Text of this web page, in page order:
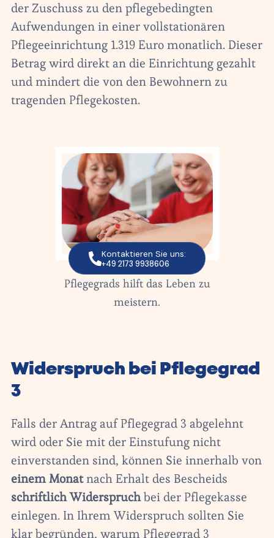
Kontaktieren Sie uns:
+49 2173 9938606
der Zuschuss zu den pflegebedingten
Aufwendungen in einer vollstationären
Pflegeeinrichtung 1.319 Euro monatlich. Dieser
Betrag wird direkt an die Einrichtung gezahlt
und mindert die von den Bewohnern zu
tragenden Pflegekosten.
Die Einstufung eines
Pflegegrads hilft das Leben zu
meistern.
Widerspruch bei Pflegegrad
3
Falls der Antrag auf Pflegegrad 3 abgelehnt
wird oder Sie mit der Einstufung nicht
einverstanden sind, können Sie innerhalb von
einem Monatnach Erhalt des Bescheids
schriftlich Widerspruchbei der Pflegekasse
einlegen. In Ihrem Widerspruch sollten Sie
klar begründen, warum Pflegegrad 3